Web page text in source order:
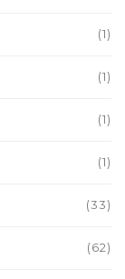
(1)
(1)
(1)
(1)
(33)
(62)